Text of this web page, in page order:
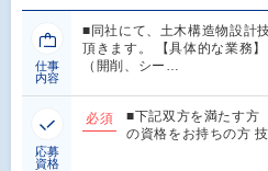
仕事
内容
■同社にて、土木構造物設計
頂きます。 【具体的な業務
（開削、シー…
応募
資格
必須
■下記双方を満たす方
の資格をお持ちの方